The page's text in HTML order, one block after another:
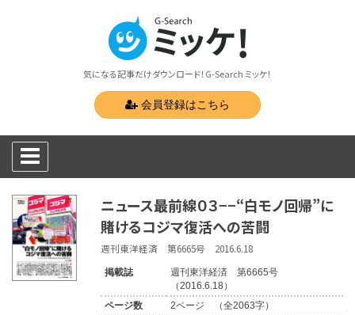
気になる記事だけダウンロード！G-Search ミッケ！
会員登録はこちら
ニュース最前線０３−−“白モノ回帰”に
賭けるコジマ復活への苦闘
週刊東洋経済 第6665号 2016.6.18
掲載誌
週刊東洋経済 第6665号
（2016.6.18）
ページ数
2ページ （全2063字）